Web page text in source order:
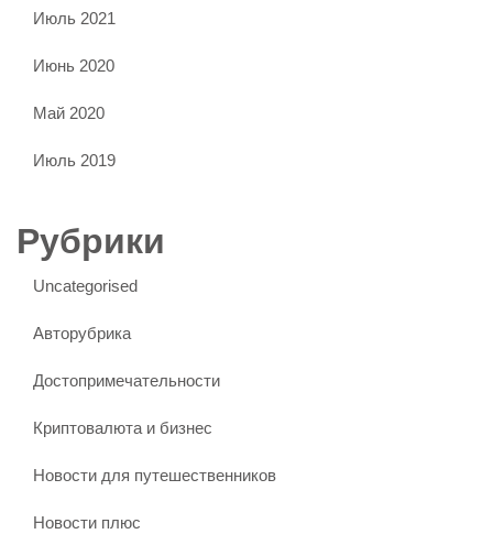
Июль 2021
Июнь 2020
Май 2020
Июль 2019
Рубрики
Uncategorised
Авторубрика
Достопримечательности
Криптовалюта и бизнес
Новости для путешественников
Новости плюс